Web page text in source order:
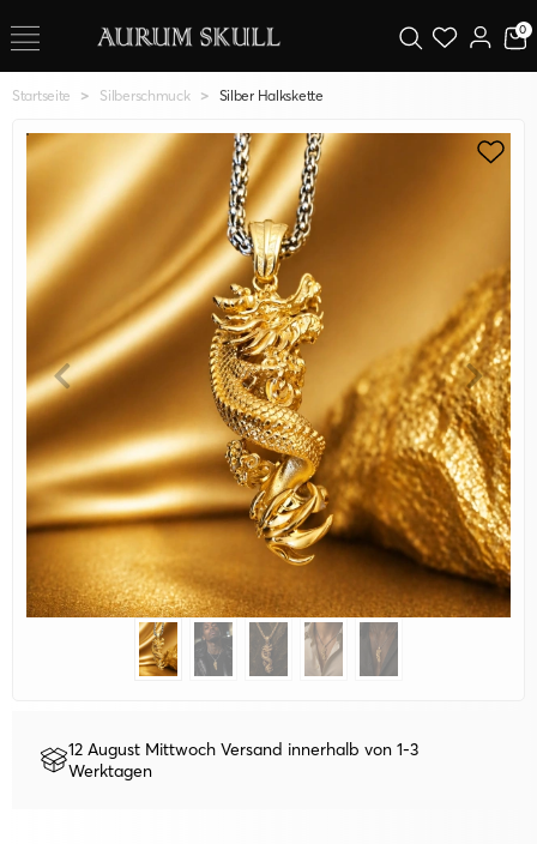
0
Startseite Silberschmuck Silber Halkskette
12 August Mittwoch Versand innerhalb von 1-3
Werktagen